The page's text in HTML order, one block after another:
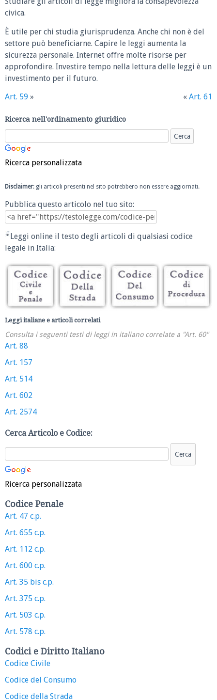
civica.
È utile per chi studia giurisprudenza. Anche chi non è del
settore può beneficiarne. Capire le leggi aumenta la
sicurezza personale. Internet offre molte risorse per
approfondire. Investire tempo nella lettura delle leggi è un
investimento per il futuro.
Art. 59 » « Art. 61
Ricerca nell'ordinamento giuridico
Ricerca personalizzata
Disclaimer: gli articoli presenti nel sito potrebbero non essere aggiornati.
Pubblica questo articolo nel tuo sito:
Leggi online il testo degli articoli di qualsiasi codice
legale in Italia:
Leggi italiane e articoli correlati
Consulta i seguenti testi di leggi in italiano correlate a "Art. 60"
Art. 88
Art. 157
Art. 514
Art. 602
Art. 2574
Cerca Articolo e Codice:
Ricerca personalizzata
Codice Penale
Art. 47 c.p.
Art. 655 c.p.
Art. 112 c.p.
Art. 600 c.p.
Art. 35 bis c.p.
Art. 375 c.p.
Art. 503 c.p.
Art. 578 c.p.
Codici e Diritto Italiano
Codice Civile
Codice del Consumo
Codice della Strada